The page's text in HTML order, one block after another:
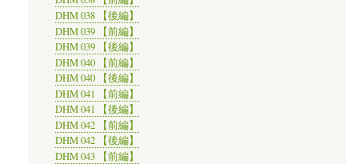
DHM 038 【後編】
DHM 039 【前編】
DHM 039 【後編】
DHM 040 【前編】
DHM 040 【後編】
DHM 041 【前編】
DHM 041 【後編】
DHM 042 【前編】
DHM 042 【後編】
DHM 043 【前編】